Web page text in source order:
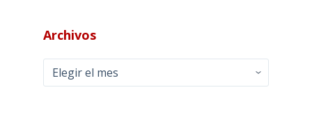
Archivos
Archivos